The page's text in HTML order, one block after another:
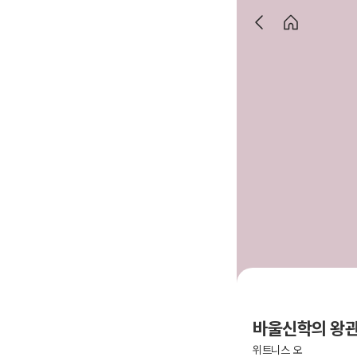
바울신학의 왕
위트니스 오